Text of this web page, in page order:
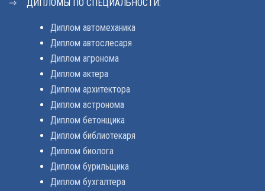
ДИПЛОМЫ ПО СПЕЦИАЛЬНОСТИ:
Диплом автомеханика
Диплом автослесаря
Диплом агронома
Диплом актера
Диплом архитектора
Диплом астронома
Диплом бетонщика
Диплом библиотекаря
Диплом биолога
Диплом бурильщика
Диплом бухгалтера